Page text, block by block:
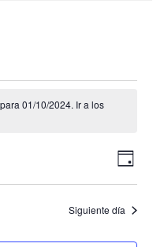
01/10/2024. Ir a los
de
vistas
de
Día
Siguiente día